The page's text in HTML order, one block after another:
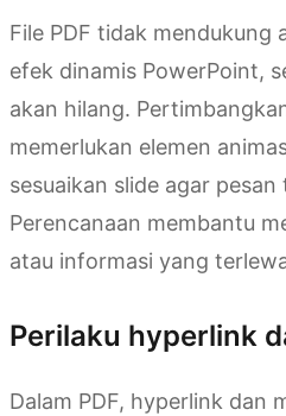
File PDF tidak mendukung
efek dinamis PowerPoint,
akan hilang.
memerlukan elemen
sesuaikan slide agar
Perencanaan membantu
atau informasi yang
Perilaku hyperlink
Dalam PDF, hyperlink dan